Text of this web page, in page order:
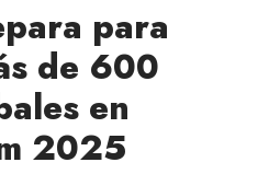
para
de 600
en
2025